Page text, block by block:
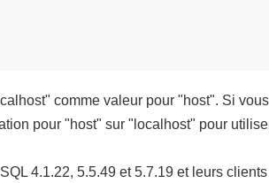
comme valeur pour "host". Si
pour "host" sur "localhost" pour
4.1.22, 5.5.49 et 5.7.19 et leurs